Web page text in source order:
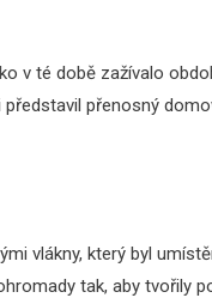
v té době zažívalo
přenosný
vlákny, který byl
tak, aby tvořily